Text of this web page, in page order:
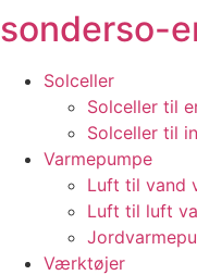
Videre
til
indhold
sonderso-
Solceller
Solceller til
Solceller til
Varmepumpe
Luft til vand
Luft til luft
Værktøjer